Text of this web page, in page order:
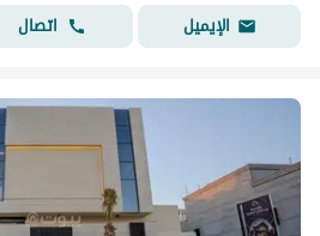
الإيميل
اتصال